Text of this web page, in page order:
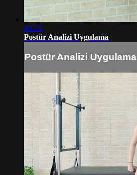
43:13
Postür Analizi Uygulama
Postür Analizi Uygulama